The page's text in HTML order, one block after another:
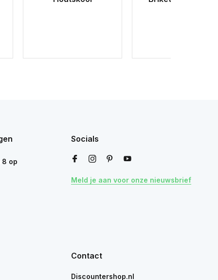
8 op
Socials
Meld je aan voor onze nieuwsbrief
Contact
Discountershop.nl